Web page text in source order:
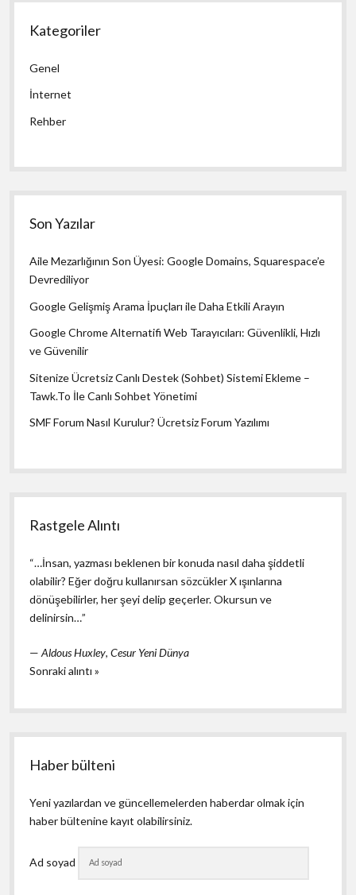
Kategoriler
Genel
İnternet
Rehber
Son Yazılar
Aile Mezarlığının Son Üyesi: Google Domains, Squarespace’e
Devrediliyor
Google Gelişmiş Arama İpuçları ile Daha Etkili Arayın
Google Chrome Alternatifi Web Tarayıcıları: Güvenlikli, Hızlı
ve Güvenilir
Sitenize Ücretsiz Canlı Destek (Sohbet) Sistemi Ekleme –
Tawk.To İle Canlı Sohbet Yönetimi
SMF Forum Nasıl Kurulur? Ücretsiz Forum Yazılımı
Rastgele Alıntı
“…İnsan, yazması beklenen bir konuda nasıl daha şiddetli
olabilir? Eğer doğru kullanırsan sözcükler X ışınlarına
dönüşebilirler, her şeyi delip geçerler. Okursun ve
delinirsin…”
—Aldous Huxley,Cesur Yeni Dünya
Sonraki alıntı »
Haber bülteni
Yeni yazılardan ve güncellemelerden haberdar olmak için
haber bültenine kayıt olabilirsiniz.
Ad soyad